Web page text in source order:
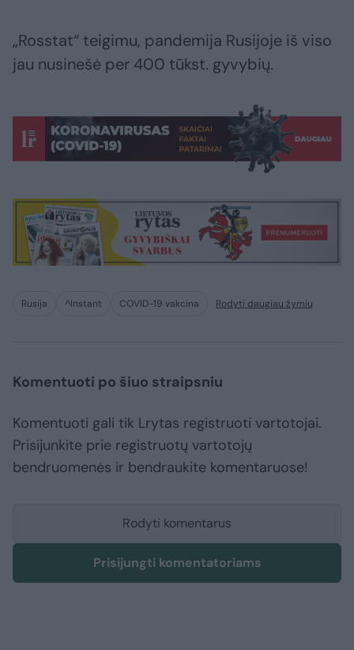
„Rosstat“ teigimu, pandemija Rusijoje iš viso
jau nusinešė per 400 tūkst. gyvybių.
Rusija ^Instant COVID-19 vakcina Rodyti daugiau žymių
Komentuoti po šiuo straipsniu
Komentuoti gali tik Lrytas registruoti vartotojai.
Prisijunkite prie registruotų vartotojų
bendruomenės ir bendraukite komentaruose!
Rodyti komentarus
Prisijungti komentatoriams